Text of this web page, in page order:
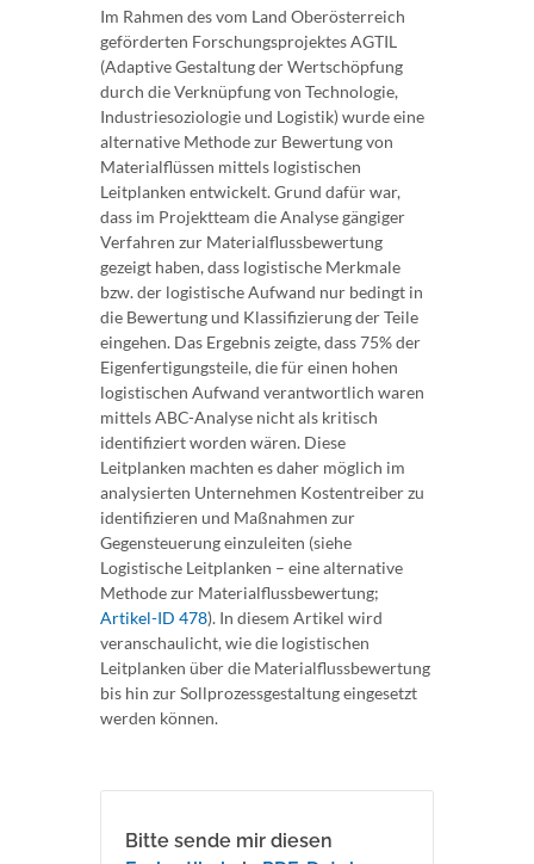
Im Rahmen des vom Land Oberösterreich
geförderten Forschungsprojektes AGTIL
(Adaptive Gestaltung der Wertschöpfung
durch die Verknüpfung von Technologie,
Industriesoziologie und Logistik) wurde eine
alternative Methode zur Bewertung von
Materialflüssen mittels logistischen
Leitplanken entwickelt. Grund dafür war,
dass im Projektteam die Analyse gängiger
Verfahren zur Materialflussbewertung
gezeigt haben, dass logistische Merkmale
bzw. der logistische Aufwand nur bedingt in
die Bewertung und Klassifizierung der Teile
eingehen. Das Ergebnis zeigte, dass 75% der
Eigenfertigungsteile, die für einen hohen
logistischen Aufwand verantwortlich waren
mittels ABC-Analyse nicht als kritisch
identifiziert worden wären. Diese
Leitplanken machten es daher möglich im
analysierten Unternehmen Kostentreiber zu
identifizieren und Maßnahmen zur
Gegensteuerung einzuleiten (siehe
Logistische Leitplanken – eine alternative
Methode zur Materialflussbewertung;
Artikel-ID 478). In diesem Artikel wird
veranschaulicht, wie die logistischen
Leitplanken über die Materialflussbewertung
bis hin zur Sollprozessgestaltung eingesetzt
werden können.
Bitte sende mir diesen